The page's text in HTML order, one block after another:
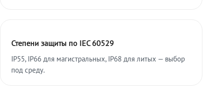
Степени защиты по IEC 60529
IP55, IP66 для магистральных, IP68 для литых — выбор
под среду.